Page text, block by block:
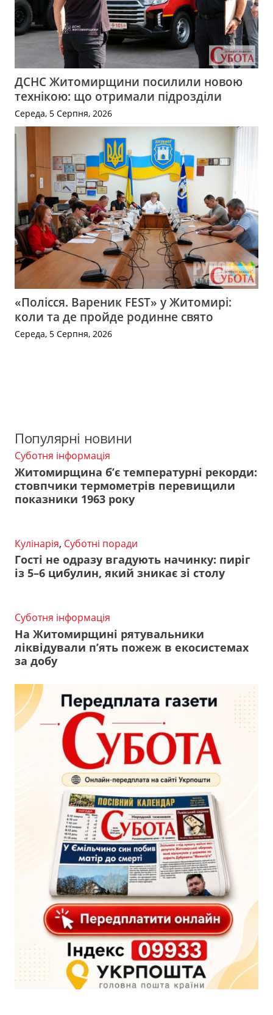
ДСНС Житомирщини посилили новою
технікою: що отримали підрозділи
Середа, 5 Серпня, 2026
«Полісся. Вареник FEST» у Житомирі:
коли та де пройде родинне свято
Середа, 5 Серпня, 2026
Популярні новини
Суботня інформація
Житомирщина б’є температурні рекорди:
стовпчики термометрів перевищили
показники 1963 року
Кулінарія, Суботні поради
Гості не одразу вгадують начинку: пиріг
із 5–6 цибулин, який зникає зі столу
Суботня інформація
На Житомирщині рятувальники
ліквідували п’ять пожеж в екосистемах
за добу